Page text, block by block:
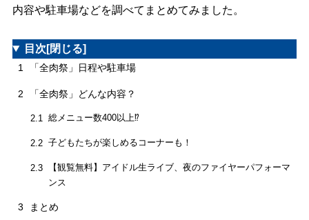
内容や駐車場などを調べてまとめてみました。
目次 [閉じる]
1 「全肉祭」日程や駐車場
2 「全肉祭」どんな内容？
2.1 総メニュー数400以上⁉
2.2 子どもたちが楽しめるコーナーも！
2.3
【観覧無料】アイドル生ライブ、夜のファイヤーパフォーマ
ンス
3 まとめ